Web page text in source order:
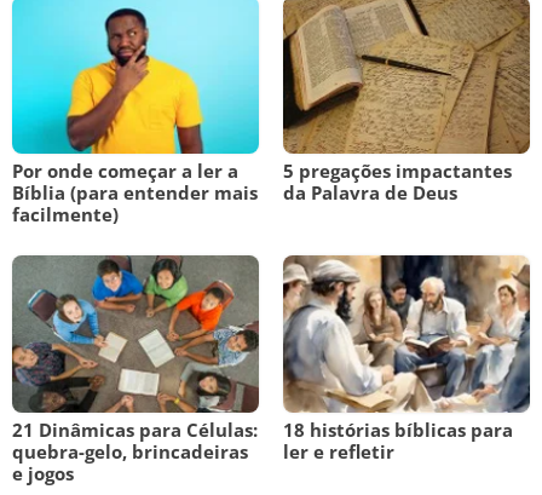
Por onde começar a ler a
Bíblia (para entender mais
facilmente)
5 pregações impactantes
da Palavra de Deus
21 Dinâmicas para Células:
quebra-gelo, brincadeiras
e jogos
18 histórias bíblicas para
ler e refletir